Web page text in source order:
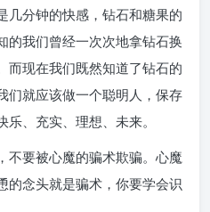
几分钟的快感，钻石和糖果的
的我们曾经一次次地拿钻石换
而现在我们既然知道了钻石的
们就应该做一个聪明人，保存
、充实、理想、未来。
不要被心魔的骗术欺骗。心魔
的念头就是骗术，你要学会识